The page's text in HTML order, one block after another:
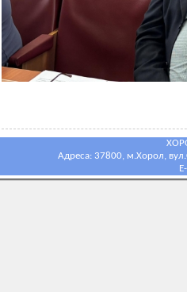
Адреса: 37800, м.Хорол,